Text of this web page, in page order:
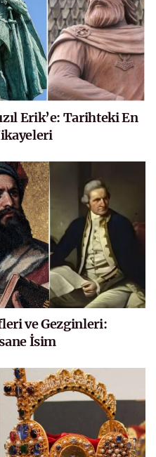
Erik’e: Tarihteki En
ve Gezginleri:
İsim